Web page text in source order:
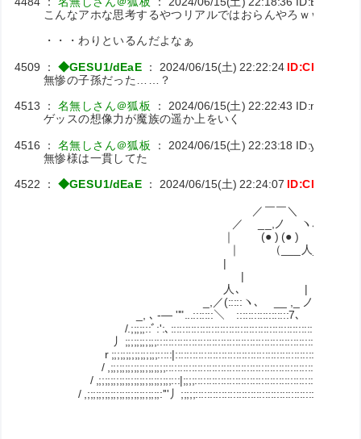
こんなアホな思考するやつリアルではおらんやろｗｗｗ
・・・わりといるんだよなぁ
4509 ：◆GESU1/dEaE ： 2024/06/15(土) 22:22:24
無惨の子孫だった……？
4513 ：名無しさん＠狐板 ： 2024/06/15(土) 22:22:43
ゲッスの想像力が魔族の遥か上をいく
4516 ：名無しさん＠狐板 ： 2024/06/15(土) 22:23:18
無惨様は一貫してた
4522 ：◆GESU1/dEaE ：2024/06/15(土) 22:24:07
／￣￣＼
／ __,ノ ヽ､_ だけど繰り
｜ (● ) (● )
｜ （___人__）i 謝るな
| ﾉ
| |
人､ |
_,／(:::::ヽ､ __ ,_ ノ
_, ､ -― ''"...:::::::＼ ::::::::::::::::::7、
/.;;;;;::ﾞ:':､::::::::::::::::::::::::::::::::::::::::::::::::::..-､_
丿;;;;;;;;;;;::::::::::::::::::::::::::::::::::::::::::::::::::::::::::::::::ﾞ'ｰ
r ;;;;;;;;;;;;;;;;:::::|::::::::::::::::::::::::::::::::::::::::::::::::::::::::: |:: !
/ ,;;;;;;;;;;;;;;;;;;;::::::::::::::::::::::::::::::::::::::::::::::::::::::::::::: i:: |
/ ,;;;;;;;;;;;;;;;;;;;;;;;;;:::|;;;;::::::::::::::::::::::::::::::::::::::::::::::::::: |:: i
/ ,;;;;;;;;;;;;;;;;;;;;;;;;;:'''丿;;;;;::::::::::::::::::::::::::::::::::::::::::::::::: l:: !